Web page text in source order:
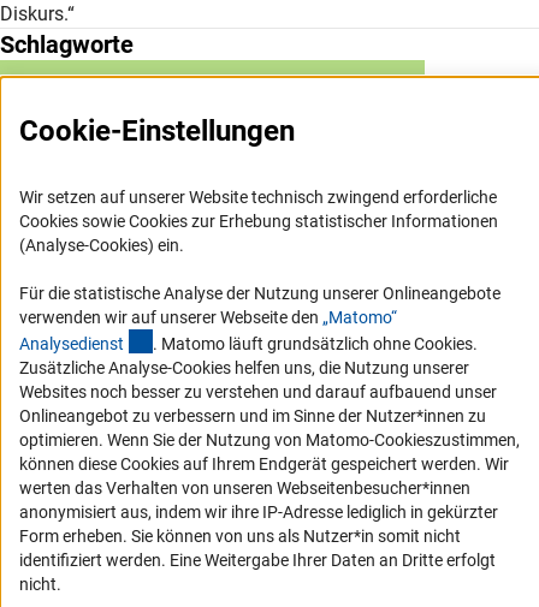
Diskurs.“
Schlagworte
Berufsethos Forschungsethik Organisation
Service
Barrierefreiheit
Erklärung zur Barrierefreiheit
Barriere melden
Links
Zum Download des Kodex
DFG-Website
Cookie-Einstellungen
Wir setzen auf unserer Website technisch zwingend erforderliche
Cookies sowie Cookies zur Erhebung statistischer Informationen
(Analyse-Cookies) ein.
Für die statistische Analyse der Nutzung unserer Onlineangebote
verwenden wir auf unserer Webseite den „Matomo“
Analysedienst (externer Link)
. Matomo läuft grundsätzlich ohne Cookies.
Zusätzliche Analyse-Cookies helfen uns, die Nutzung unserer
Websites noch besser zu verstehen und darauf aufbauend unser
Onlineangebot zu verbessern und im Sinne der Nutzer*innen zu
optimieren. Wenn Sie der Nutzung von Matomo-Cookieszustimmen,
können diese Cookies auf Ihrem Endgerät gespeichert werden. Wir
werten das Verhalten von unseren Webseitenbesucher*innen
anonymisiert aus, indem wir ihre IP-Adresse lediglich in gekürzter
Form erheben. Sie können von uns als Nutzer*in somit nicht
identifiziert werden. Eine Weitergabe Ihrer Daten an Dritte erfolgt
nicht.